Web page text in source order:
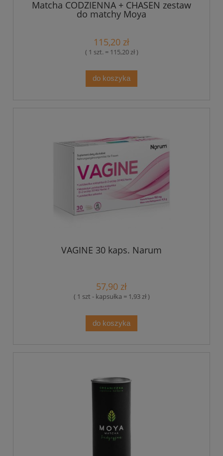
Matcha CODZIENNA + CHASEN zestaw
do matchy Moya
115,20 zł
( 1 szt. = 115,20 zł )
do koszyka
VAGINE 30 kaps. Narum
57,90 zł
( 1 szt - kapsułka = 1,93 zł )
do koszyka